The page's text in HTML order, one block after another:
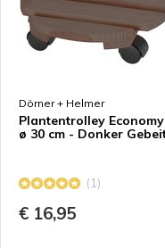
Dörner + Helmer
Plantentrolley
ø 30 cm - Donker
(1)
€ 16,95